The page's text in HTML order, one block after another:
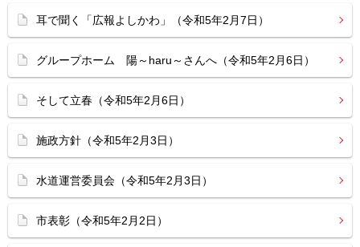
耳で聞く「広報よしかわ」（令和5年2月7日）
グループホーム 陽～haru～さんへ（令和5年2月6日）
そして立春（令和5年2月6日）
施政方針（令和5年2月3日）
水道運営委員会（令和5年2月3日）
市表彰（令和5年2月2日）